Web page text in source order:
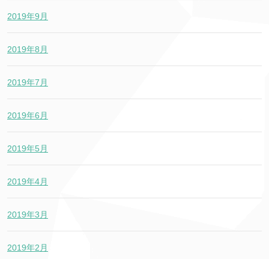
2019年9月
2019年8月
2019年7月
2019年6月
2019年5月
2019年4月
2019年3月
2019年2月